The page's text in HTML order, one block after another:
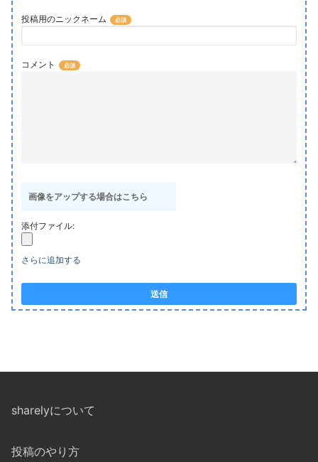
投稿用のニックネーム
コメント
画像をアップする場合はこちら
添付ファイル:
さらに追加する
送信
sharelyについて
投稿のやり方